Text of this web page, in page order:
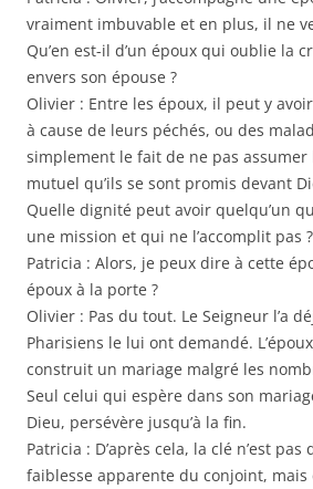
vraiment imbuvable et en plus, il ne
Qu’en est-il d’un époux qui oublie la
envers son épouse ?
Olivier : Entre les époux, il peut y
à cause de leurs péchés, ou des
simplement le fait de ne pas assumer
mutuel qu’ils se sont promis devant
Quelle dignité peut avoir quelqu’un
une mission et qui ne l’accomplit pas ?
Patricia : Alors, je peux dire à cette
époux à la porte ?
Olivier : Pas du tout. Le Seigneur l’a
Pharisiens le lui ont demandé.
construit un mariage malgré les
Seul celui qui espère dans son
Dieu, persévère jusqu’à la fin.
Patricia : D’après cela, la clé n’est
faiblesse apparente du conjoint, mais